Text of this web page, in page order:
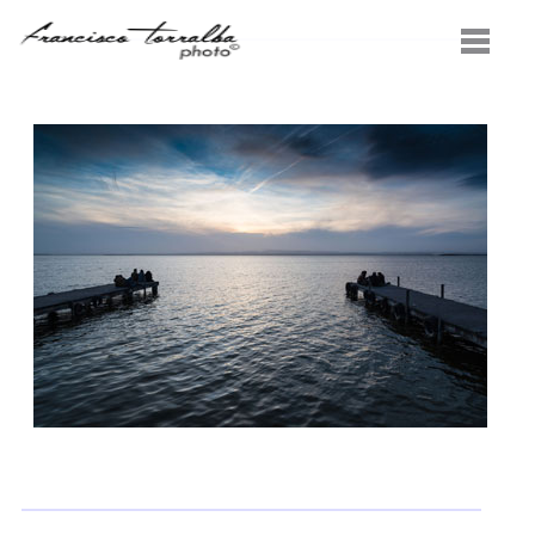
PROYECTOS
SERVICIOS
CONOCENOS
CONTACTO